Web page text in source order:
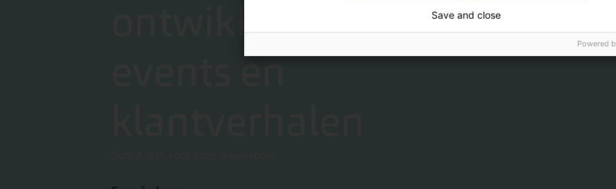
ontwikkelingen,
events en
Save and close
Powered